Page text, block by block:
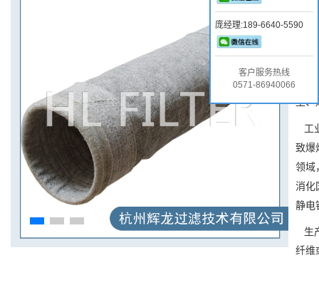
防静
尘、
工
致爆
领域
消化
静电
生
纤维
庞经理:189-6640-5590
客户服务热线
0571-86940066